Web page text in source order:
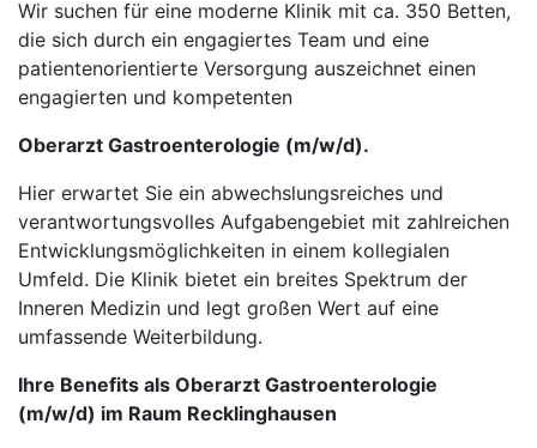
Wir suchen für eine moderne Klinik mit ca. 350 Betten,
die sich durch ein engagiertes Team und eine
patientenorientierte Versorgung auszeichnet einen
engagierten und kompetenten
Oberarzt Gastroenterologie (m/w/d).
Hier erwartet Sie ein abwechslungsreiches und
verantwortungsvolles Aufgabengebiet mit zahlreichen
Entwicklungsmöglichkeiten in einem kollegialen
Umfeld. Die Klinik bietet ein breites Spektrum der
Inneren Medizin und legt großen Wert auf eine
umfassende Weiterbildung.
Ihre Benefits als Oberarzt Gastroenterologie
(m/w/d) im Raum Recklinghausen